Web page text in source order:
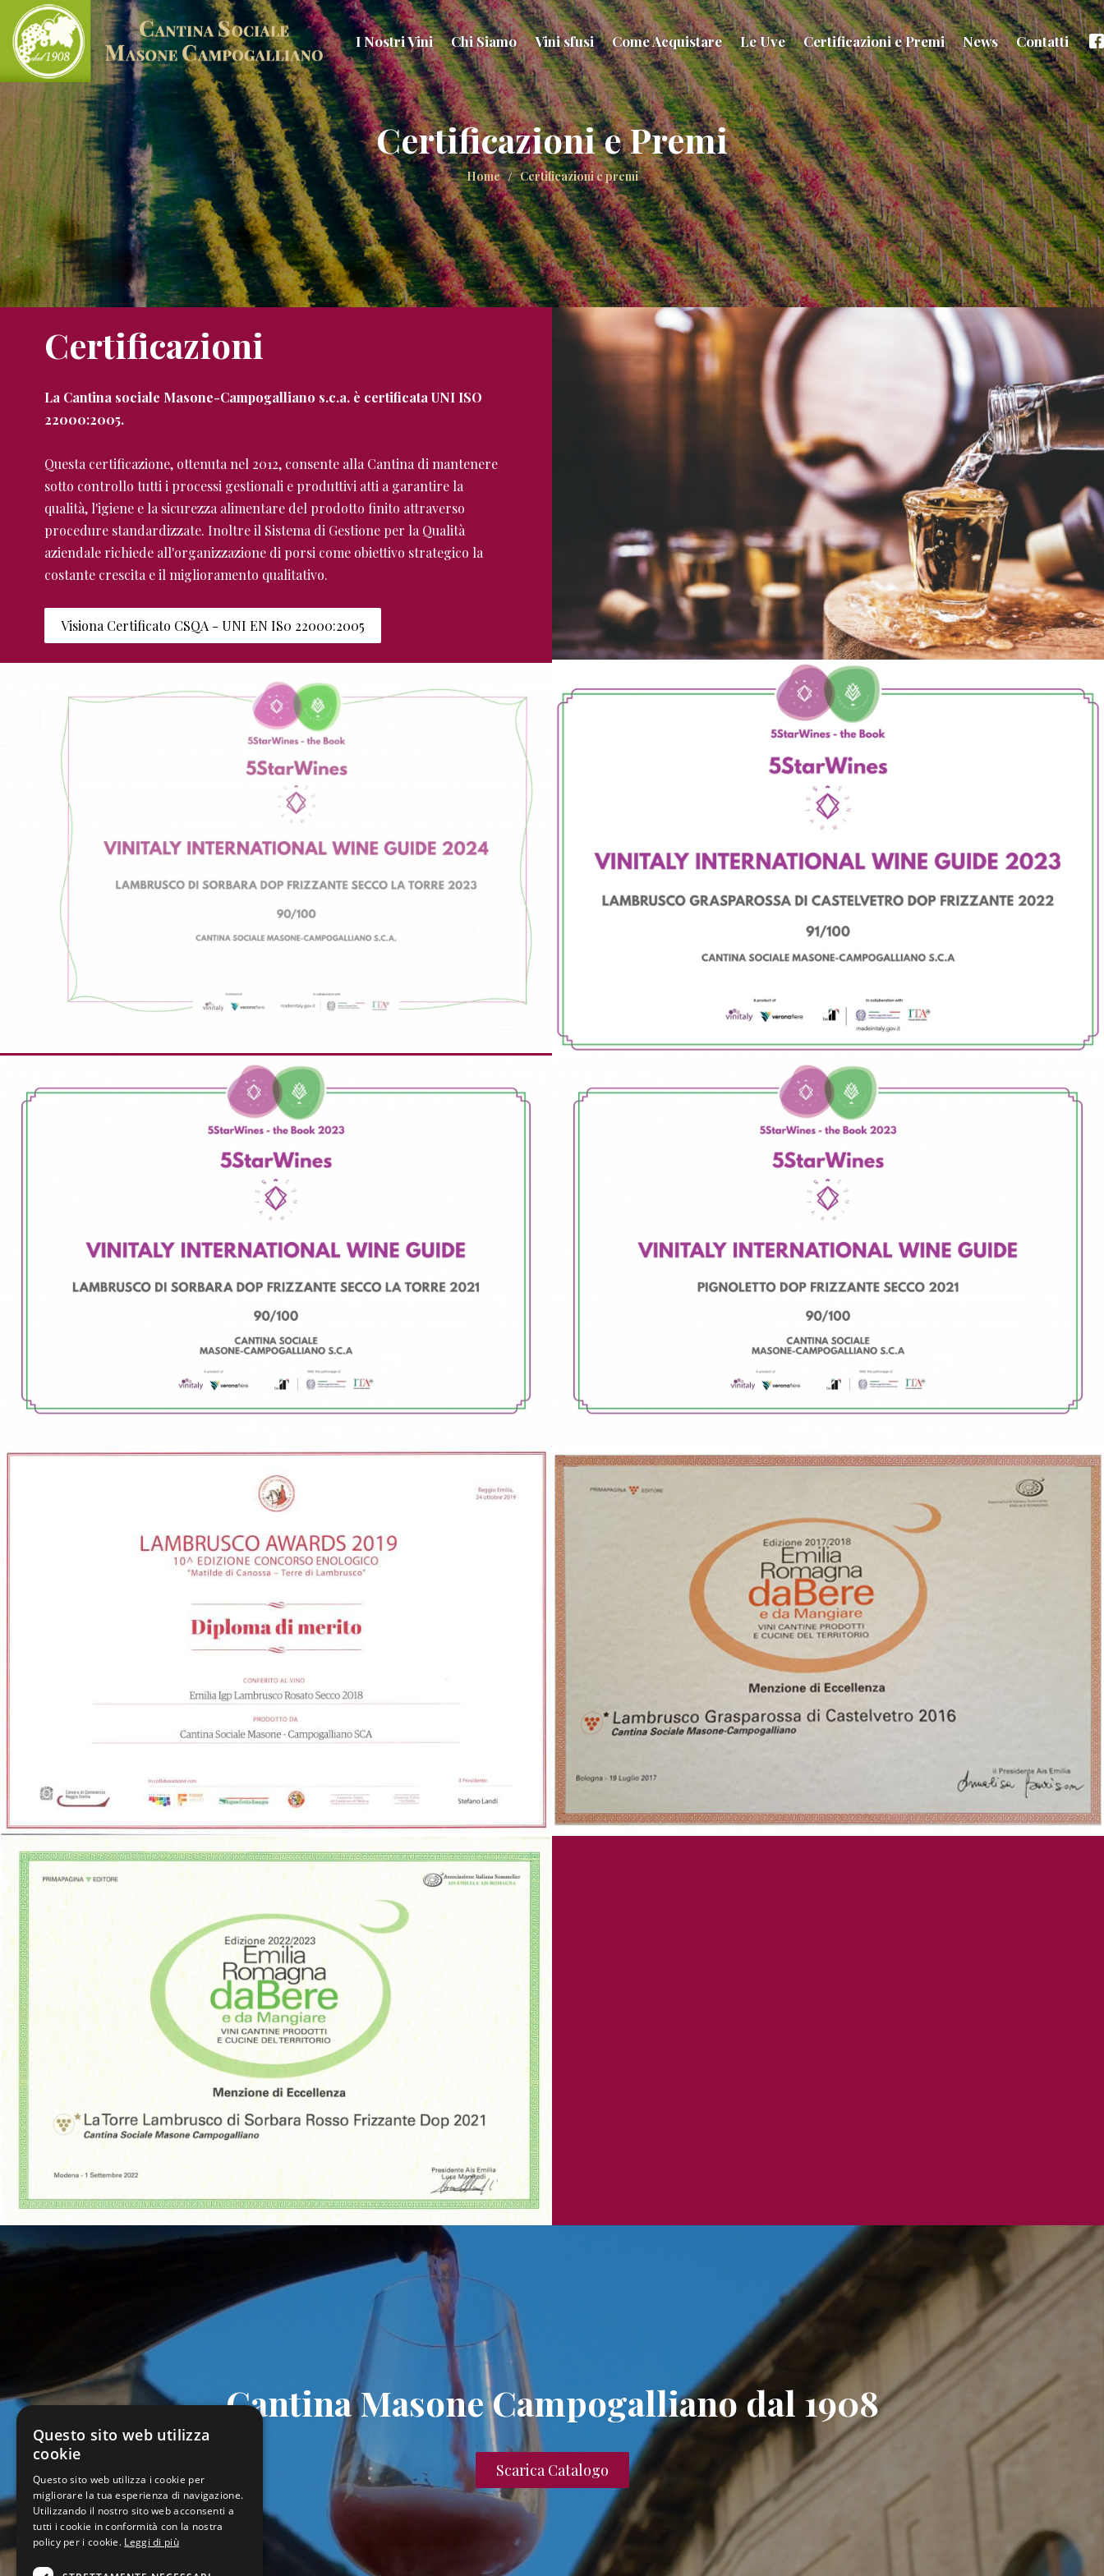
I Nostri Vini Chi Siamo Vini sfusi Come Acquistare Le Uve Certificazioni e Premi News Contatti
Certificazioni e Premi
Home Certificazioni e premi
Certificazioni
La Cantina sociale Masone-Campogalliano s.c.a. è certificata UNI ISO
22000:2005.
Questa certificazione, ottenuta nel 2012, consente alla Cantina di mantenere
sotto controllo tutti i processi gestionali e produttivi atti a garantire la
qualità, l'igiene e la sicurezza alimentare del prodotto finito attraverso
procedure standardizzate. Inoltre il Sistema di Gestione per la Qualità
aziendale richiede all'organizzazione di porsi come obiettivo strategico la
costante crescita e il miglioramento qualitativo.
Visiona Certificato CSQA - UNI EN IS0 22000:2005
Cantina Masone Campogalliano dal 1908
Scarica Catalogo
Questo sito web utilizza
cookie
Questo sito web utilizza i cookie per
migliorare la tua esperienza di navigazione.
Utilizzando il nostro sito web acconsenti a
tutti i cookie in conformità con la nostra
policy per i cookie. Leggi di più